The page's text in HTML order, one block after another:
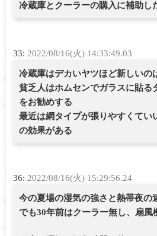
冷蔵庫とクーラーの購入に補助し
33: 2022/08/16(火) 14:33:49.03
冷蔵庫はデカいヤツほど新しいの
貧乏人はホムセンでガラスに貼る
をお勧めする
最近は網タイプが張りやすくてい
の効果がある
36: 2022/08/16(火) 15:29:56.24
今の夏場の湿気の強さと熱帯夜の
でも30年前はクーラー無し、扇風